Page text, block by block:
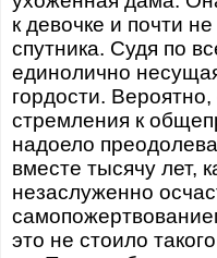
к девочке и почти
спутника. Судя по
единолично
гордости.
стремления к
надоело
вместе тысячу лет,
незаслуженно
это не стоило